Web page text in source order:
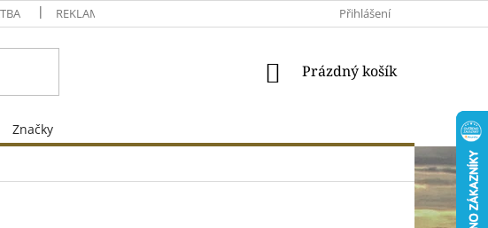
REKLAMACE A VRÁCENÍ VŠEOBECNÉ OBCHODNÍ
Přihlášení
NÁKUPNÍ
Prázdný košík
Značky